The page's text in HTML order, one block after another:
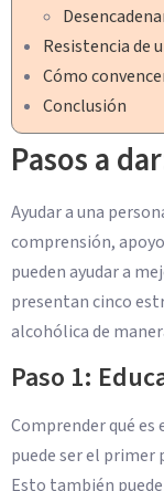
Resistencia de
Cómo
Conclusión
Pasos a
Ayudar a una
comprensión,
pueden ayudar a
presentan cinco
alcohólica de
Paso 1:
Comprender qué es
puede ser el primer
Esto también